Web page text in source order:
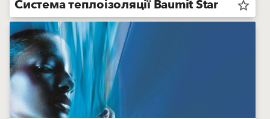
Система теплоізоляції Baumit Star star_border